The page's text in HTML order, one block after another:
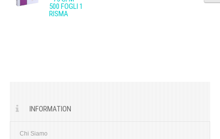
500 FOGLI 1
RISMA
INFORMATION
Chi Siamo